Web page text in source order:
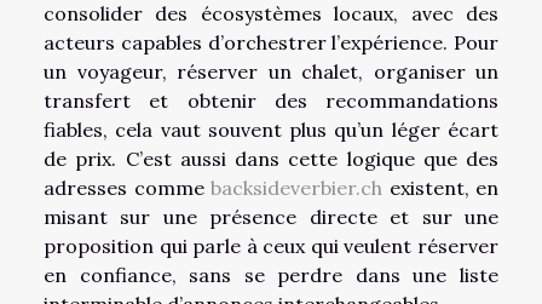
consolider des écosystèmes locaux, avec des
acteurs capables d’orchestrer l’expérience. Pour
un voyageur, réserver un chalet, organiser un
transfert et obtenir des recommandations
fiables, cela vaut souvent plus qu’un léger écart
de prix. C’est aussi dans cette logique que des
adresses comme backsideverbier.ch existent, en
misant sur une présence directe et sur une
proposition qui parle à ceux qui veulent réserver
en confiance, sans se perdre dans une liste